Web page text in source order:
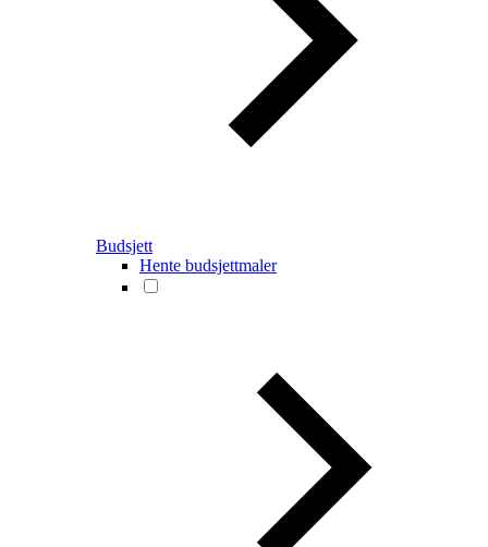
Budsjett
Hente budsjettmaler